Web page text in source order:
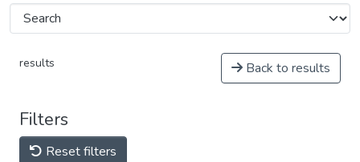
results Back to results
Filters
Reset filters